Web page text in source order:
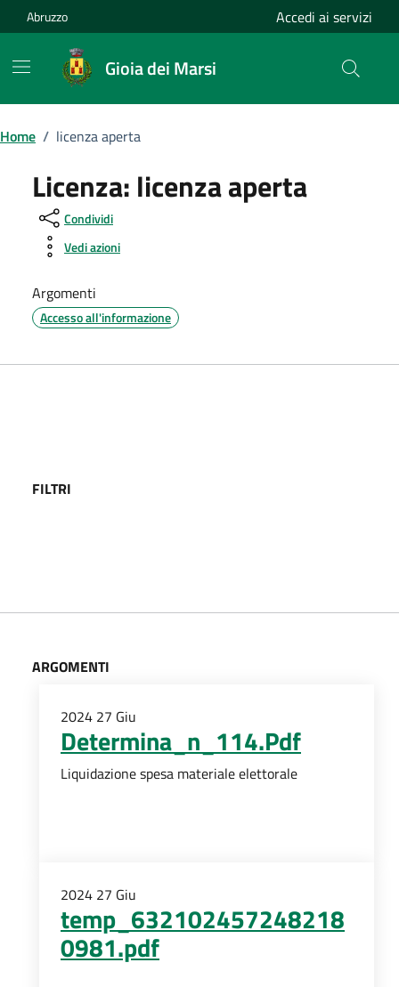
Vai ai contenuti
Vai al footer
Abruzzo Accedi ai servizi
Gioia dei Marsi
Home / licenza aperta
Licenza: licenza aperta
Condividi
Vedi azioni
Argomenti
Accesso all'informazione
FILTRI
ARGOMENTI
2024 27 Giu
Determina_n_114.Pdf
Liquidazione spesa materiale elettorale
2024 27 Giu
temp_632102457248218
0981.pdf